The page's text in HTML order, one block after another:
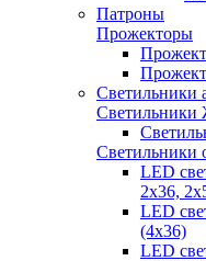
Патроны
Прожекторы
Светильники
Светильники
LED
2х36,
LED
(4х36)
LED